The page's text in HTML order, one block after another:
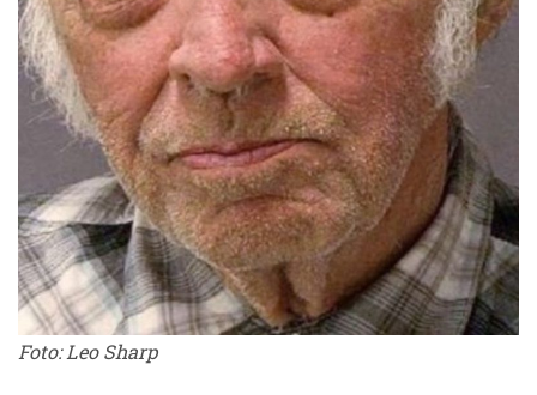
Foto: Leo Sharp